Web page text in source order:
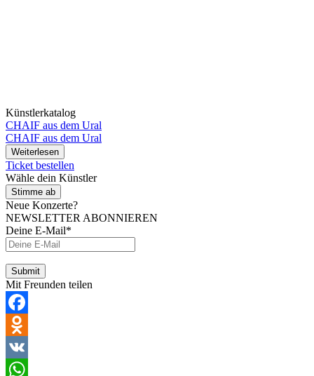
Künstlerkatalog
CHAIF aus dem Ural
CHAIF aus dem Ural
Weiterlesen
Ticket bestellen
Wähle dein Künstler
Stimme ab
Neue Konzerte?
NEWSLETTER ABONNIEREN
Deine E-Mail*
Mit Freunden teilen
Facebook
Odnoklassniki
VK